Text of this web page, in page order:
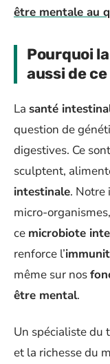
être mentale au
Pourquoi
aussi de
La santé
question de
digestives. Ce
sculptent,
intestinale. Notre
micro-
ce microbiote
renforce l’
même sur nos
être mental.
Un spécialiste du
et la richesse du